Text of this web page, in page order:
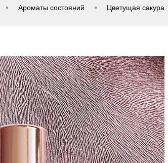
Ароматы состояний Цветущая сакура